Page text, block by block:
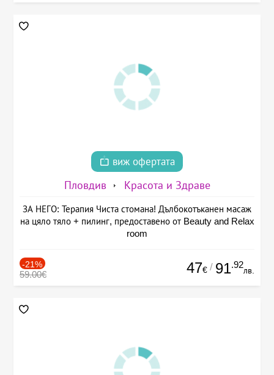
виж офертата
Пловдив Красота и Здраве
ЗА НЕГО: Терапия Чиста стомана! Дълбокотъканен масаж
на цяло тяло + пилинг, предоставено от Beauty and Relax
room
-21%
59.00€ 47€ / 91.92
лв.